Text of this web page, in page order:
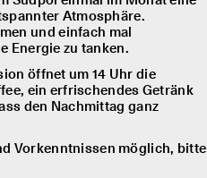
Atmosphäre.
und einfach mal
Energie zu tanken.
öffnet um 14 Uhr die
ein erfrischendes Getränk
den Nachmittag ganz
Vorkenntnissen möglich, bitte